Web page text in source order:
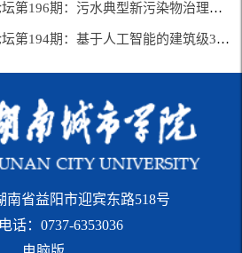
污水典型新污染物治理的材料基因工程及催化反应机理初探
期：基于人工智能的建筑级3D打印发展现状与进展
南省益阳市迎宾东路518号
电话：0737-6353036